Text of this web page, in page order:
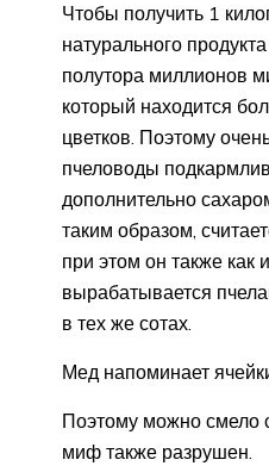
Чтобы получить 1
натурального
полутора миллионов
который находится
цветков. Поэтому
пчеловоды
дополнительно
таким образом,
при этом он также как
вырабатывается
в тех же сотах.
Мед напоминает
Поэтому можно смело
миф также разрушен.